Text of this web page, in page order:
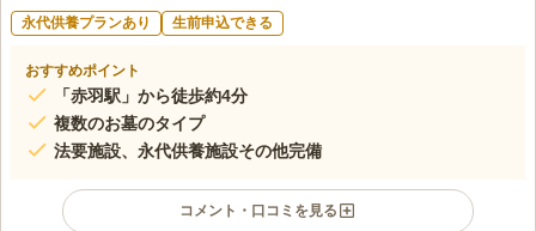
永代供養プランあり 生前申込できる
おすすめポイント
「赤羽駅」から徒歩約4分
複数のお墓のタイプ
法要施設、永代供養施設その他完備
コメント・口コミを見る